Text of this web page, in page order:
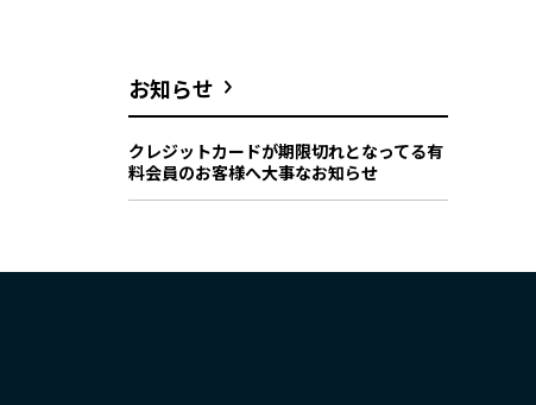
お知らせ
クレジットカードが期限切れとなってる有
料会員のお客様へ大事なお知らせ